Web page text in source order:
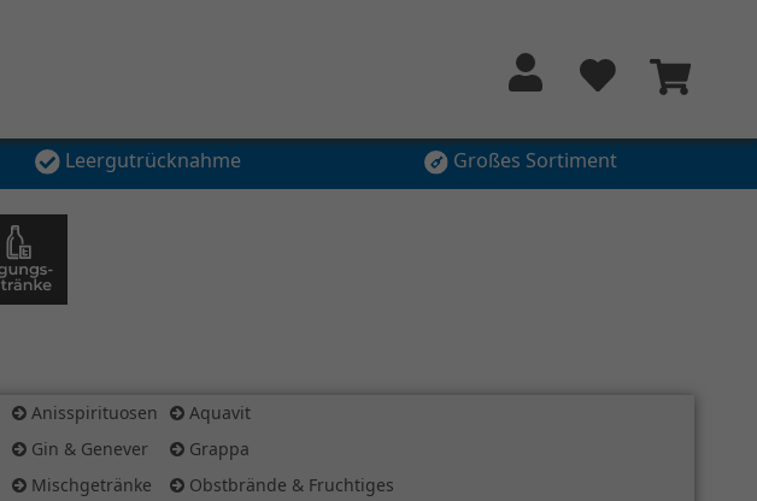
Leergutrücknahme Großes Sortiment
Anisspirituosen
Aquavit
Gin & Genever
Grappa
Mischgetränke
Obstbrände & Fruchtiges